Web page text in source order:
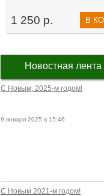
1 250 р. В
Новостная лента
С Новым, 2025-м годом!
9 января 2025 в 15:46
С Новым 2021-м годом!